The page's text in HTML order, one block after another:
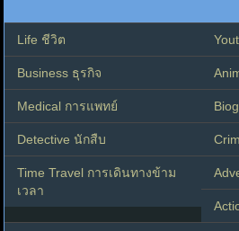
Life ชีวิต
Business ธุรกิจ
Medical การแพทย์
Detective นักสืบ
Time Travel การเดินทางข้าม
เวลา